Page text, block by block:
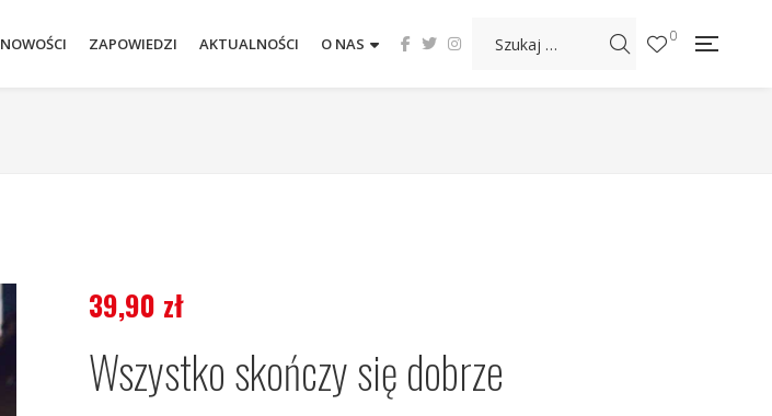
NOWOŚCI ZAPOWIEDZI AKTUALNOŚCI O NAS 0
39,90 zł
Wszystko skończy się dobrze